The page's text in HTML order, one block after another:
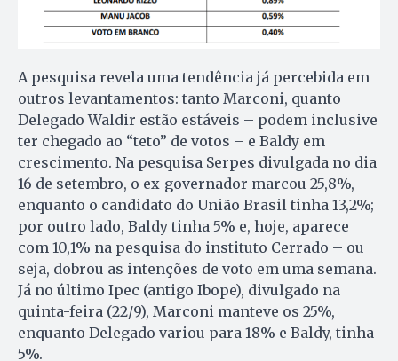
A pesquisa revela uma tendência já percebida em
outros levantamentos: tanto Marconi, quanto
Delegado Waldir estão estáveis – podem inclusive
ter chegado ao “teto” de votos – e Baldy em
crescimento. Na pesquisa Serpes divulgada no dia
16 de setembro, o ex-governador marcou 25,8%,
enquanto o candidato do União Brasil tinha 13,2%;
por outro lado, Baldy tinha 5% e, hoje, aparece
com 10,1% na pesquisa do instituto Cerrado – ou
seja, dobrou as intenções de voto em uma semana.
Já no último Ipec (antigo Ibope), divulgado na
quinta-feira (22/9), Marconi manteve os 25%,
enquanto Delegado variou para 18% e Baldy, tinha
5%.